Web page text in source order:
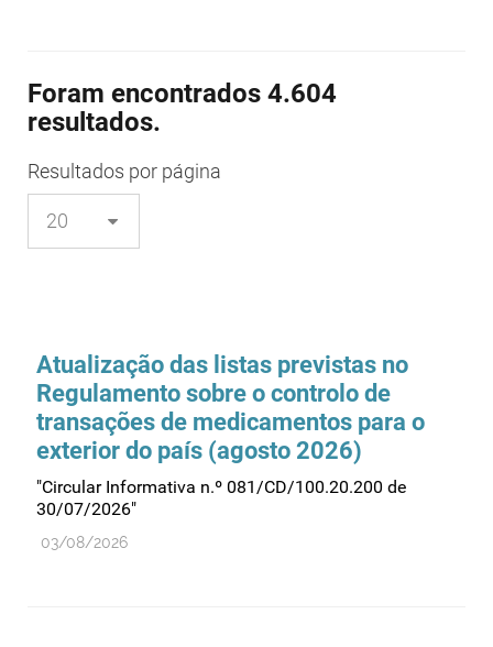
Boas práticas de investigação
Boas práticas de laboratório
Boas práticas regulamentares
Certificação
Controlo de qualidade
Cosméticos
Dispensa
Dispositivos médicos
Foram encontrados 4.604
resultados.
Resultados por página
Atualização das listas previstas no
Regulamento sobre o controlo de
transações de medicamentos para o
exterior do país (agosto 2026)
"Circular Informativa n.º 081/CD/100.20.200 de
30/07/2026"
03/08/2026